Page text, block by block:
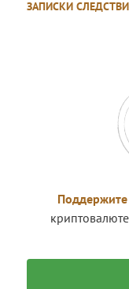
ЗАПИСКИ
Поддержите